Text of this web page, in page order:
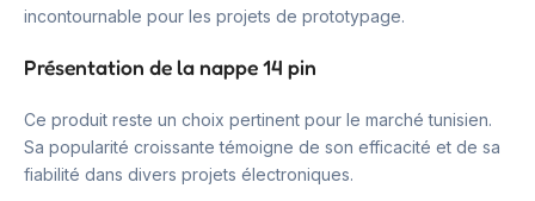
incontournable pour les projets de prototypage.
Présentation de la nappe 14 pin
Ce produit reste un choix pertinent pour le marché tunisien.
Sa popularité croissante témoigne de son efficacité et de sa
fiabilité dans divers projets électroniques.